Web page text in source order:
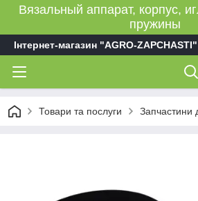
Вязальный аппарат, корпус,
пружины
Інтернет-магазин "AGRO-ZAPCHASTI"
Товари та послуги Запчастини